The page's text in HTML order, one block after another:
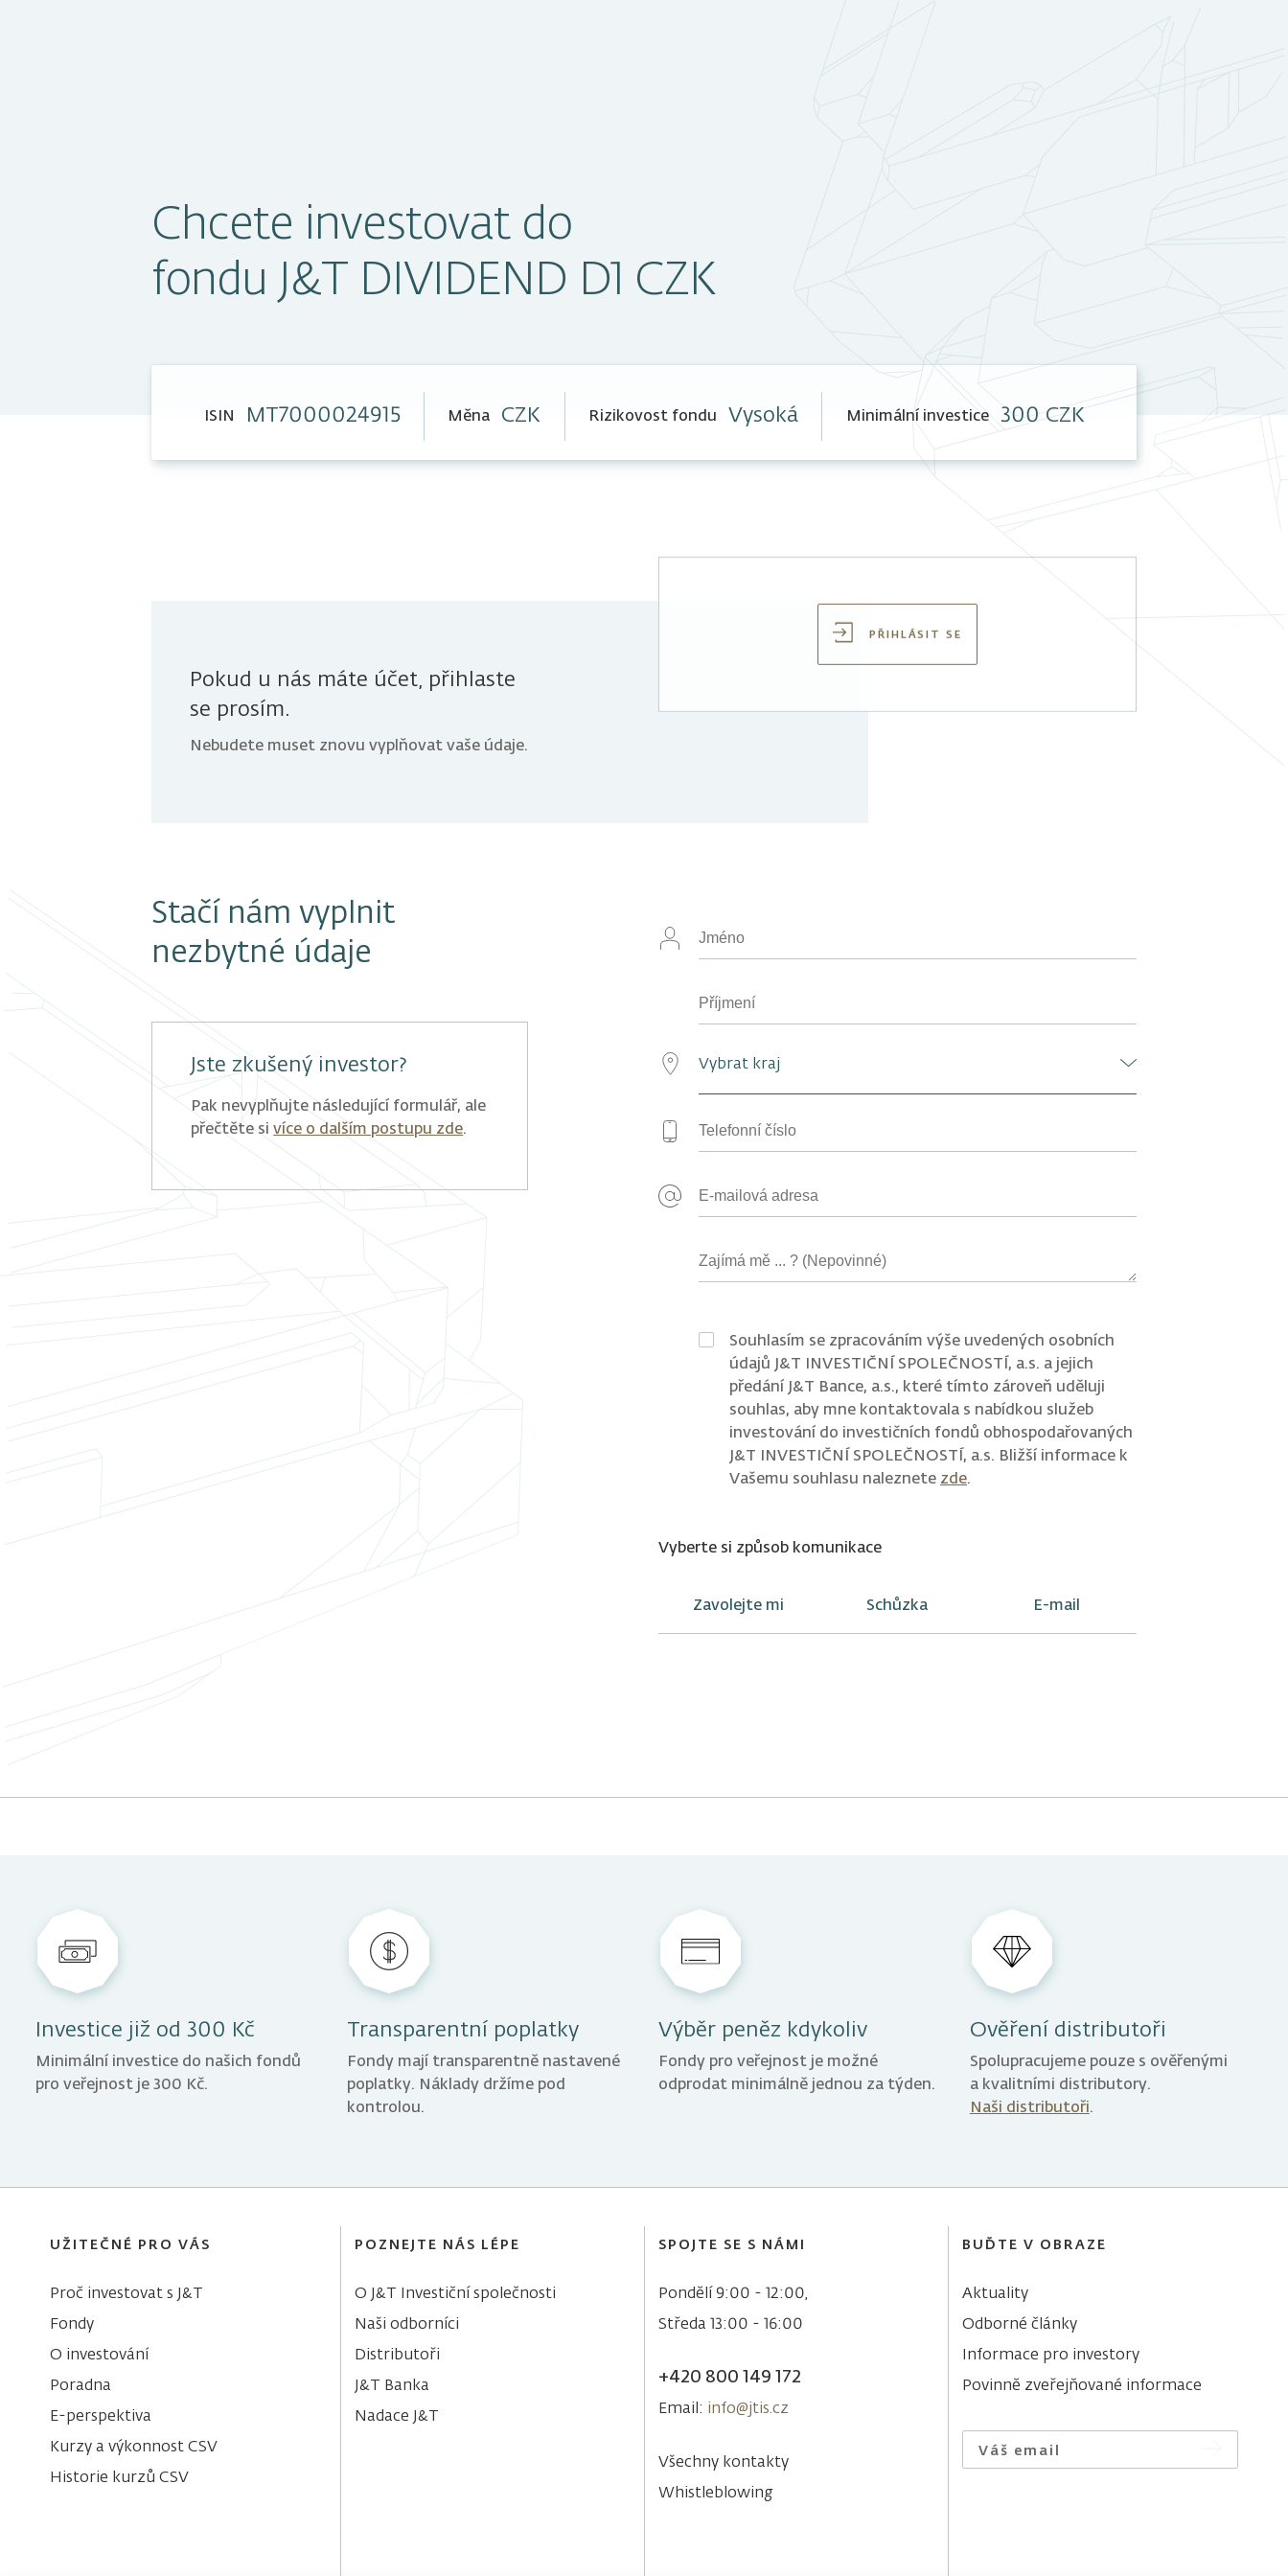
Chcete investovat do
fondu J&T DIVIDEND D1 CZK
ISIN MT7000024915 Měna CZK Rizikovost fondu Vysoká Minimální investice 300 CZK
Pokud u nás máte účet, přihlaste
se prosím.
Nebudete muset znovu vyplňovat vaše údaje.
PŘIHLÁSIT SE
Stačí nám vyplnit
nezbytné údaje
Jste zkušený investor?
Pak nevyplňujte následující formulář, ale
přečtěte sivíce o dalším postupu zde.
Souhlasím se zpracováním výše uvedených osobních
údajů J&T INVESTIČNÍ SPOLEČNOSTÍ, a.s. a jejich
předání J&T Bance, a.s., které tímto zároveň uděluji
souhlas, aby mne kontaktovala s nabídkou služeb
investování do investičních fondů obhospodařovaných
J&T INVESTIČNÍ SPOLEČNOSTÍ, a.s. Bližší informace k
Vašemu souhlasu naleznete zde.
Vyberte si způsob komunikace
Zavolejte mi Schůzka E-mail
Investice již od 300 Kč
Minimální investice do našich fondů
pro veřejnost je 300 Kč.
Transparentní poplatky
Fondy mají transparentně nastavené
poplatky. Náklady držíme pod
kontrolou.
Výběr peněz kdykoliv
Fondy pro veřejnost je možné
odprodat minimálně jednou za týden.
Ověření distributoři
Spolupracujeme pouze s ověřenými
a kvalitními distributory.
Naši distributoři.
UŽITEČNÉ PRO VÁS
Proč investovat s J&T
Fondy
O investování
Poradna
E-perspektiva
Kurzy a výkonnost CSV
Historie kurzů CSV
POZNEJTE NÁS LÉPE
O J&T Investiční společnosti
Naši odborníci
Distributoři
J&T Banka
Nadace J&T
SPOJTE SE S NÁMI
Pondělí 9:00 - 12:00,
Středa 13:00 - 16:00
+420 800 149 172
Email: info@jtis.cz
Všechny kontakty
Whistleblowing
BUĎTE V OBRAZE
Aktuality
Odborné články
Informace pro investory
Povinně zveřejňované informace
Váš email